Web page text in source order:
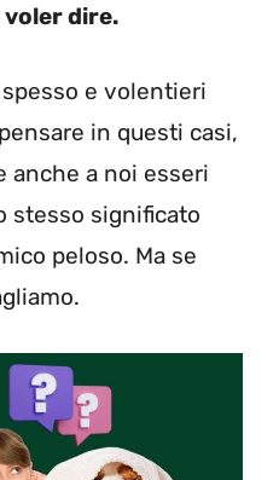
dire.
e volentieri
in questi casi,
anche a noi esseri
stesso significato
peloso. Ma se